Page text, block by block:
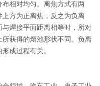
相对均匀。离焦方式有两
方为正离焦，反之为负离
焊接平面距离相等时，所对
获得的熔池形状不同。负离
成过程有关。